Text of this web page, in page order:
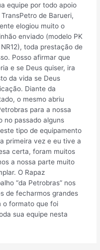
equipe por todo apoio
de Barueri,
elogiou muito o
enviado (modelo PK
toda prestação de
Posso afirmar que
e se Deus quiser, ira
da vida se Deus
Diante da
o mesmo abriu
para a nossa
no passado alguns
tipo de equipamento
primeira vez e eu tive a
certa, foram muitos
a nossa parte muito
O Rapaz
“da Petrobras” nos
de fecharmos grandes
o formato que foi
sua equipe nesta